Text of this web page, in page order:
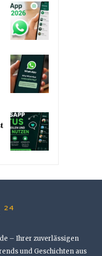
24
– Ihrer zuverlässigen
und Geschichten aus